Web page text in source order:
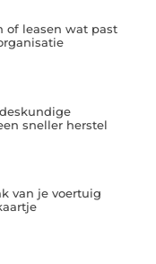
of leasen wat past
sneller herstel
van je voertuig